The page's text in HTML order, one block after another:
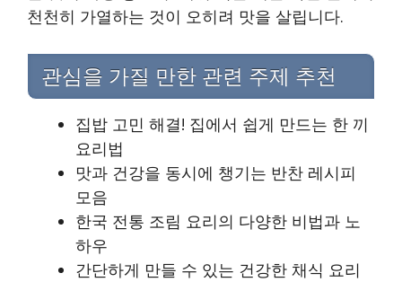
천천히 가열하는 것이 오히려 맛을 살립니다.
관심을 가질 만한 관련 주제 추천
집밥 고민 해결! 집에서 쉽게 만드는 한 끼
요리법
맛과 건강을 동시에 챙기는 반찬 레시피
모음
한국 전통 조림 요리의 다양한 비법과 노
하우
간단하게 만들 수 있는 건강한 채식 요리